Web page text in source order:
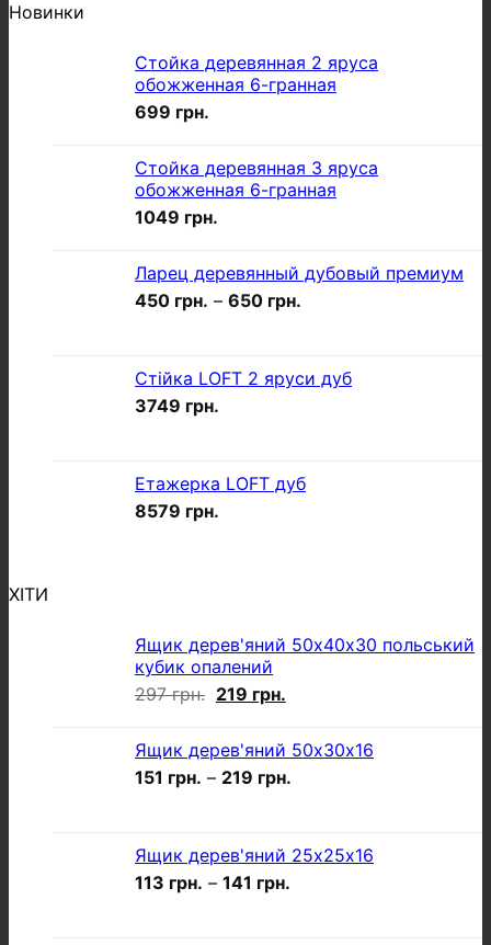
Новинки
Стойка деревянная 2 яруса
обожженная 6-гранная
699 грн.
Стойка деревянная 3 яруса
обожженная 6-гранная
1049 грн.
Ларец деревянный дубовый премиум
450 грн. – 650 грн.
Стійка LOFT 2 яруси дуб
3749 грн.
Етажерка LOFT дуб
8579 грн.
ХІТИ
Ящик дерев'яний 50х40х30 польський
кубик опалений
297грн. Оригінальна
297 грн..
219 грн.Поточна
219 грн..
Ящик дерев'яний 50х30х16
151 грн. – 219 грн.
Ящик дерев'яний 25х25х16
113 грн. – 141 грн.